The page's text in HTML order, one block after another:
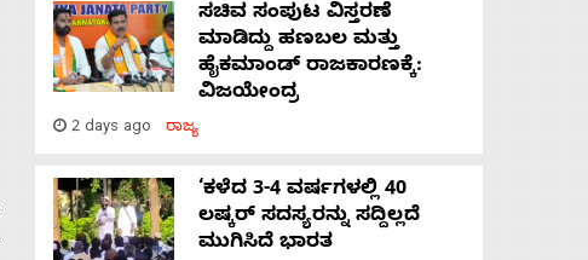
ಸಚಿವ ಸಂಪುಟ ವಿಸ್ತರಣೆ
ಮಾಡಿದ್ದು ಹಣಬಲ ಮತ್ತು
ಹೈಕಮಾಂಡ್ ರಾಜಕಾರಣಕ್ಕೆ:
ವಿಜಯೇಂದ್ರ
2 days ago ರಾಜ್ಯ
‘ಕಳೆದ 3-4 ವರ್ಷಗಳಲ್ಲಿ 40
ಲಷ್ಕರ್ ಸದಸ್ಯರನ್ನು ಸದ್ದಿಲ್ಲದೆ
ಮುಗಿಸಿದೆ ಭಾರತ